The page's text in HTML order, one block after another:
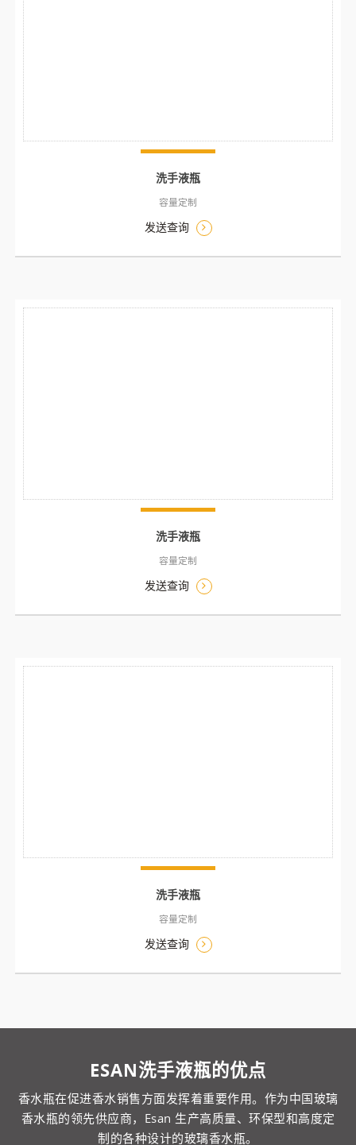
洗手液瓶
容量定制
发送查询
洗手液瓶
容量定制
发送查询
洗手液瓶
容量定制
发送查询
ESAN洗手液瓶的优点
香水瓶在促进香水销售方面发挥着重要作用。作为中国玻璃
香水瓶的领先供应商，Esan 生产高质量、环保型和高度定
制的各种设计的玻璃香水瓶。